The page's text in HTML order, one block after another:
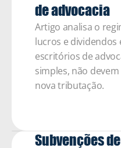
de advocacia
Artigo analisa o
lucros e dividendos
escritórios de
simples, não
nova tributação.
Subvenções